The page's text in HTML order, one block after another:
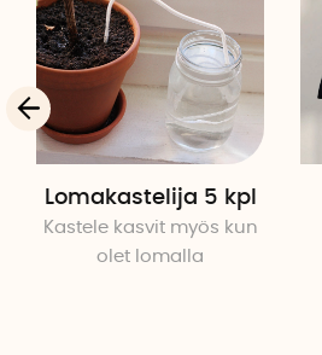
Lomakastelija 5 kpl
Kastele kasvit myös kun
olet lomalla